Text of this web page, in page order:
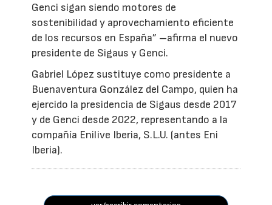
Genci sigan siendo motores de
sostenibilidad y aprovechamiento eficiente
de los recursos en España” –afirma el nuevo
presidente de Sigaus y Genci.
Gabriel López sustituye como presidente a
Buenaventura González del Campo, quien ha
ejercido la presidencia de Sigaus desde 2017
y de Genci desde 2022, representando a la
compañía Enilive Iberia, S.L.U. (antes Eni
Iberia).